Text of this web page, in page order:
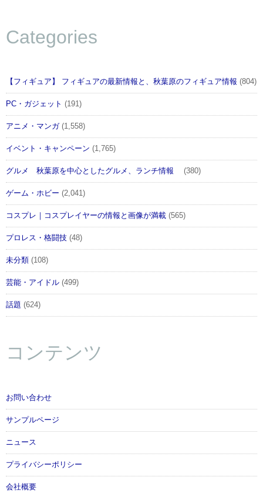
Categories
【フィギュア】 フィギュアの最新情報と、秋葉原のフィギュア情報 (804)
PC・ガジェット (191)
アニメ・マンガ(1,558)
イベント・キャンペーン (1,765)
グルメ 秋葉原を中心としたグルメ、ランチ情報 (380)
ゲーム・ホビー (2,041)
コスプレ｜コスプレイヤーの情報と画像が満載 (565)
プロレス・格闘技 (48)
未分類 (108)
芸能・アイドル (499)
話題 (624)
コンテンツ
お問い合わせ
サンプルページ
ニュース
プライバシーポリシー
会社概要